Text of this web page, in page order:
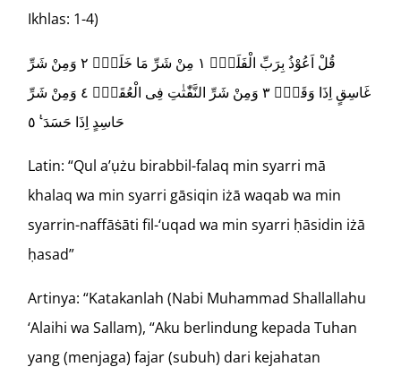
Ikhlas: 1-4)
قُلْ اَعُوْذُ بِرَبِّ الْفَلَقِۙ ١ مِنْ شَرِّ مَا خَلَقَۙ ٢ وَمِنْ شَرِّ
غَاسِقٍ اِذَا وَقَبَۙ ٣ وَمِنْ شَرِّ النَّفّٰثٰتِ فِى الْعُقَدِۙ ٤ وَمِنْ شَرِّ
حَاسِدٍ اِذَا حَسَدَ ࣖ ٥
Latin: “Qul a’ụżu birabbil-falaq min syarri mā
khalaq wa min syarri gāsiqin iżā waqab wa min
syarrin-naffāṡāti fil-‘uqad wa min syarri ḥāsidin iżā
ḥasad”
Artinya: “Katakanlah (Nabi Muhammad Shallallahu
‘Alaihi wa Sallam), “Aku berlindung kepada Tuhan
yang (menjaga) fajar (subuh) dari kejahatan